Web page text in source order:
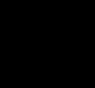
такси в Рени
такси в Ровно
такси в Ромнах
такси в Самборе